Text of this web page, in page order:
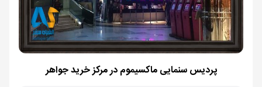
پردیس سنمایی ماکسیموم در مرکز خرید جواهر